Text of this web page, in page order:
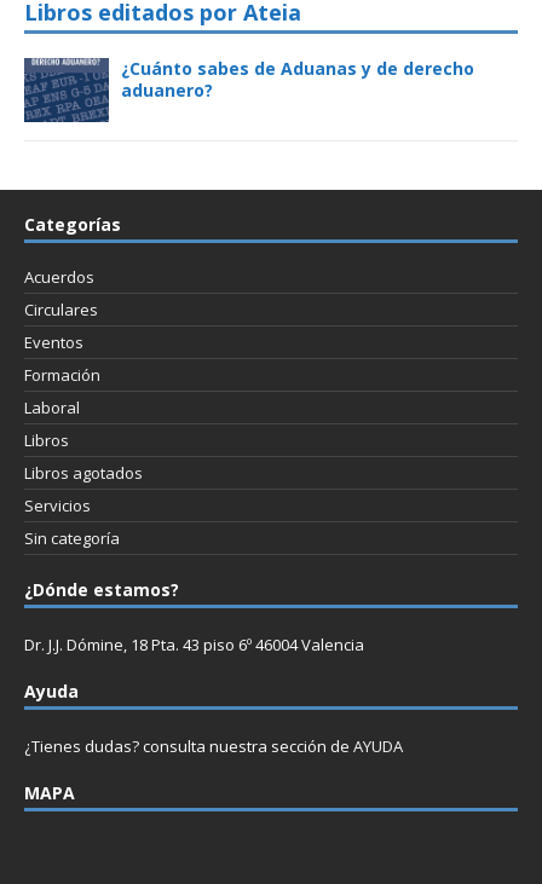
Libros editados por Ateia
¿Cuánto sabes de Aduanas y de derecho
aduanero?
Categorías
Acuerdos
Circulares
Eventos
Formación
Laboral
Libros
Libros agotados
Servicios
Sin categoría
¿Dónde estamos?
Dr. J.J. Dómine, 18 Pta. 43 piso 6º 46004 Valencia
Ayuda
¿Tienes dudas? consulta nuestra sección de AYUDA
MAPA